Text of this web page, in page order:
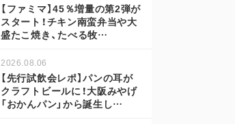
【ファミマ】45％増量の第2弾が
スタート！チキン南蛮弁当や大
盛たこ焼き、たべる牧…
2026.08.06
【先行試飲会レポ】パンの耳が
クラフトビールに！大阪みやげ
「おかんパン」から誕生し…